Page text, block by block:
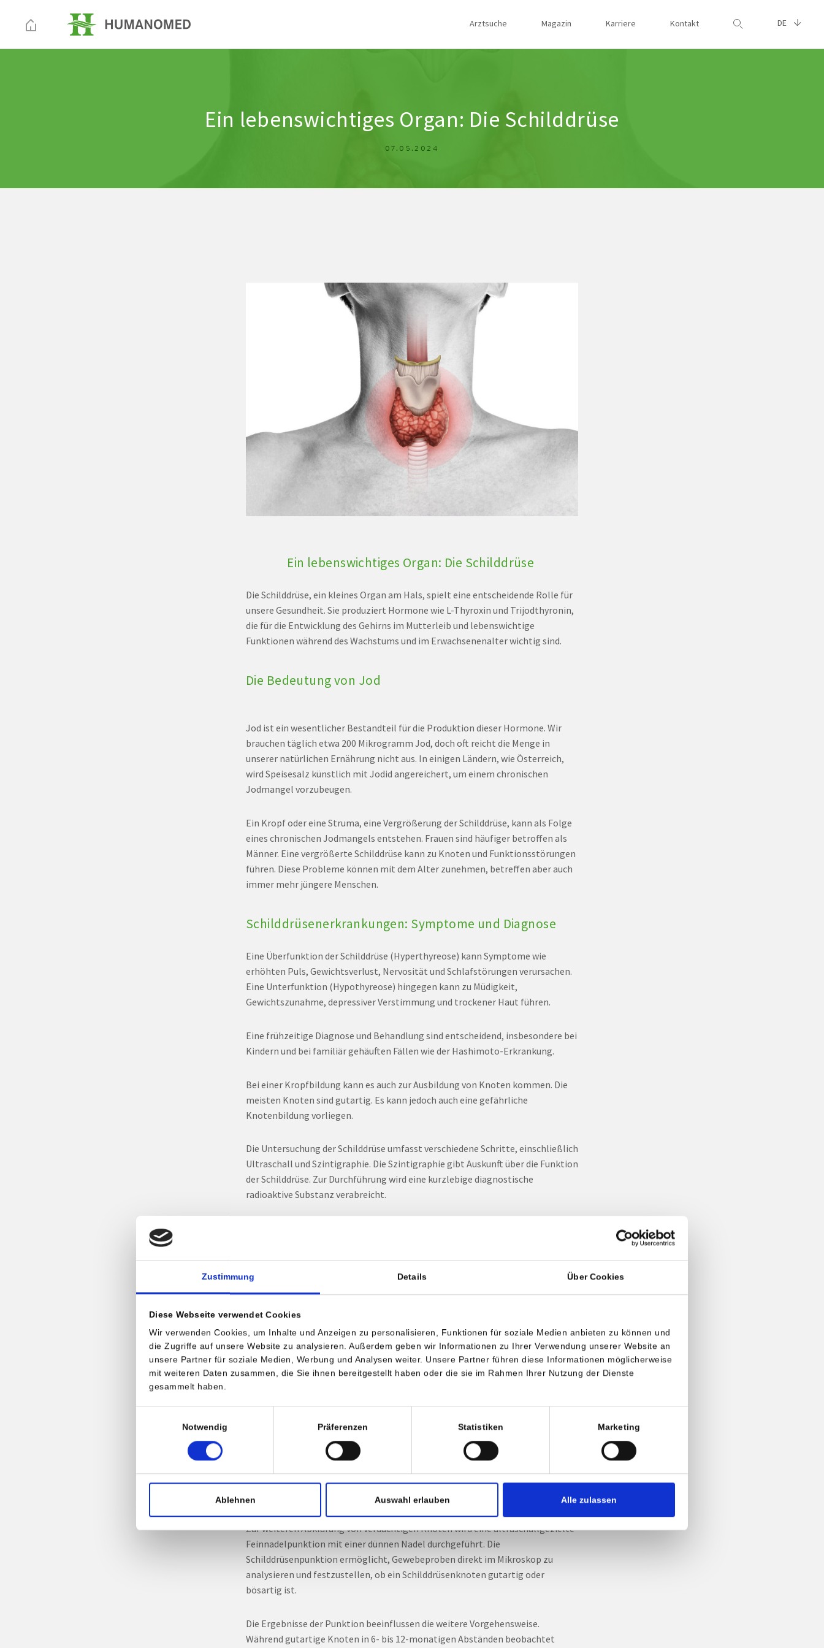
Zustimmung Details Über Cookies
Diese Webseite verwendet Cookies
Wir verwenden Cookies, um Inhalte und Anzeigen zu personalisieren, Funktionen für soziale Medien anbieten zu können und
die Zugriffe auf unsere Website zu analysieren. Außerdem geben wir Informationen zu Ihrer Verwendung unserer Website an
unsere Partner für soziale Medien, Werbung und Analysen weiter. Unsere Partner führen diese Informationen möglicherweise
mit weiteren Daten zusammen, die Sie ihnen bereitgestellt haben oder die sie im Rahmen Ihrer Nutzung der Dienste
gesammelt haben.
Notwendig
Präferenzen Statistiken Marketing
Ablehnen Auswahl erlauben Alle zulassen
Arztsuche Magazin Karriere
Kontakt
DE
Ein lebenswichtiges Organ: Die Schilddrüse
07.05.2024
Ein lebenswichtiges Organ: Die Schilddrüse
Die Schilddrüse, ein kleines Organ am Hals, spielt eine entscheidende Rolle für
unsere Gesundheit. Sie produziert Hormone wie L-Thyroxin und Trijodthyronin,
die für die Entwicklung des Gehirns im Mutterleib und lebenswichtige
Funktionen während des Wachstums und im Erwachsenenalter wichtig sind.
Die Bedeutung von Jod
Jod ist ein wesentlicher Bestandteil für die Produktion dieser Hormone. Wir
brauchen täglich etwa 200 Mikrogramm Jod, doch oft reicht die Menge in
unserer natürlichen Ernährung nicht aus. In einigen Ländern, wie Österreich,
wird Speisesalz künstlich mit Jodid angereichert, um einem chronischen
Jodmangel vorzubeugen.
Ein Kropf oder eine Struma, eine Vergrößerung der Schilddrüse, kann als Folge
eines chronischen Jodmangels entstehen. Frauen sind häufiger betroffen als
Männer. Eine vergrößerte Schilddrüse kann zu Knoten und Funktionsstörungen
führen. Diese Probleme können mit dem Alter zunehmen, betreffen aber auch
immer mehr jüngere Menschen.
Schilddrüsenerkrankungen: Symptome und Diagnose
Eine Überfunktion der Schilddrüse (Hyperthyreose) kann Symptome wie
erhöhten Puls, Gewichtsverlust, Nervosität und Schlafstörungen verursachen.
Eine Unterfunktion (Hypothyreose) hingegen kann zu Müdigkeit,
Gewichtszunahme, depressiver Verstimmung und trockener Haut führen.
Eine frühzeitige Diagnose und Behandlung sind entscheidend, insbesondere bei
Kindern und bei familiär gehäuften Fällen wie der Hashimoto-Erkrankung.
Bei einer Kropfbildung kann es auch zur Ausbildung von Knoten kommen. Die
meisten Knoten sind gutartig. Es kann jedoch auch eine gefährliche
Knotenbildung vorliegen.
Die Untersuchung der Schilddrüse umfasst verschiedene Schritte, einschließlich
Ultraschall und Szintigraphie. Die Szintigraphie gibt Auskunft über die Funktion
der Schilddrüse. Zur Durchführung wird eine kurzlebige diagnostische
radioaktive Substanz verabreicht.
weniger aktiv sind als das umgebende Schilddrüsengewebe. Sie sind in der
Aufnahme als blaue Knoten zu erkennen. Solche Knoten haben ein höheres
Entartungsrisiko.
knotig verändert ist. Abhängig von der Größe und der Struktur können
verdächtige Knoten
bereits ab einer Größe von 5 mm erkannt werden.
wenn ein rasch wachsender, schmerzloser Knoten am Hals auftritt, der sich
hart anfühlt und schlecht verschiebbar ist. Auch Heiserkeit oder Hustenreiz
können auftreten, wenn der Stimmbandnerv bedrängt wird. Wenn die Knoten
auch zu Schluckbeschwerden oder zu Atemproblemen führen.
Zur weiteren Abklärung von verdächtigen Knoten wird eine ultraschallgezielte
Feinnadelpunktion mit einer dünnen Nadel durchgeführt. Die
Schilddrüsenpunktion ermöglicht, Gewebeproben direkt im Mikroskop zu
analysieren und festzustellen, ob ein Schilddrüsenknoten gutartig oder
bösartig ist.
Die Ergebnisse der Punktion beeinflussen die weitere Vorgehensweise.
Während gutartige Knoten in 6- bis 12-monatigen Abständen beobachtet